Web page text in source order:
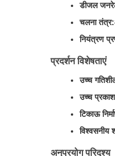
डीजल
चलना तंत्र:
नियंत्रण
प्रदर्शन विशेषताएं
उच्च
उच्च प्रकाश
टिकाऊ
विश्वसनीय
अनुप्रयोग परिदृश्य